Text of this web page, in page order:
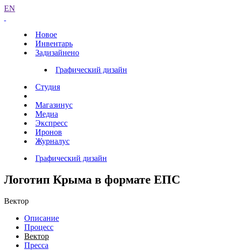
EN
Новое
Инвентарь
Задизайнено
Графический дизайн
Студия
Магазинус
Медиа
Экспресс
Иронов
Журналус
Графический дизайн
Логотип Крыма в формате ЕПС
Вектор
Описание
Процесс
Вектор
Пресса